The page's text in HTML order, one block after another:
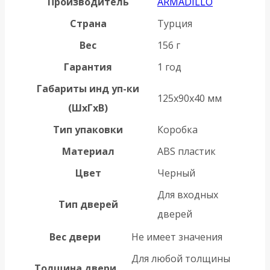
Страна
Турция
Вес
156 г
Гарантия
1 год
Габариты инд уп-ки
(ШхГхВ)
125x90x40 мм
Тип упаковки
Коробка
Материал
ABS пластик
Цвет
Черный
Тип дверей
Для входных
дверей
Вес двери
Не имеет значения
Для любой толщины